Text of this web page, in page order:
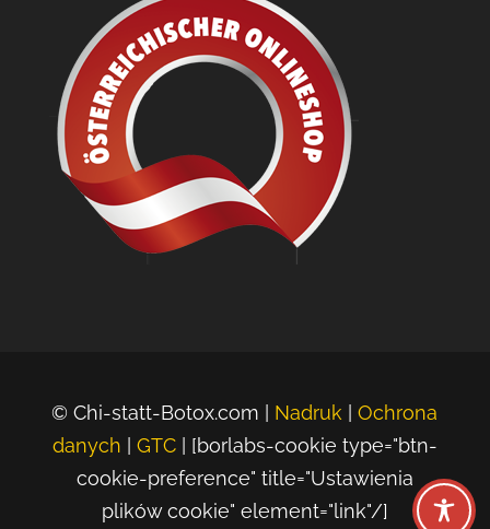
© Chi-statt-Botox.com | Nadruk |Ochrona
danych
GTC| [borlabs-cookie type="btn-
cookie-preference" title="Ustawienia
plików cookie" element="link"/]